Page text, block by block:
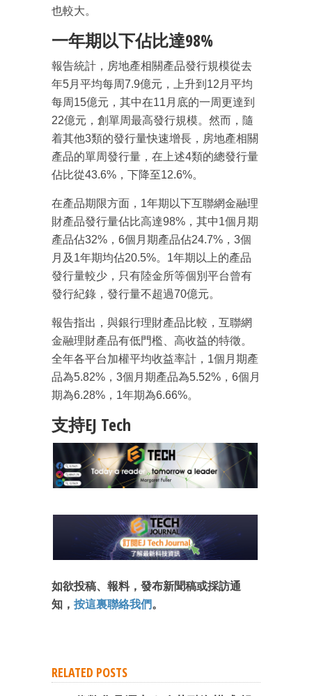
也較大。
一年期以下佔比達98%
報告統計，房地產相關產品發行規模從去
年5月平均每周7.9億元，上升到12月平均
每周15億元，其中在11月底的一周更達到
22億元，創單周最高發行規模。然而，隨
着其他3類的發行量快速增長，房地產相關
產品的單周發行量，在上述4類的總發行量
佔比從43.6%，下降至12.6%。
在產品期限方面，1年期以下互聯網金融理
財產品發行量佔比高達98%，其中1個月期
產品佔32%，6個月期產品佔24.7%，3個
月及1年期均佔20.5%。1年期以上的產品
發行量較少，只有陸金所等個別平台曾有
發行紀錄，發行量不超過70億元。
報告指出，與銀行理財產品比較，互聯網
金融理財產品有低門檻、高收益的特徵。
全年各平台加權平均收益率計，1個月期產
品為5.82%，3個月期產品為5.52%，6個月
期為6.28%，1年期為6.66%。
支持EJ Tech
如欲投稿、報料，發布新聞稿或採訪通
知， 按這裏聯絡我們。
RELATED POSTS
最新資訊（附創業懶人包）
箱！